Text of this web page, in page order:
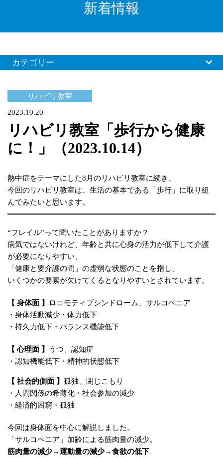
新着情報
カテゴリー
リハビリ教室
2023.10.20
リハビリ教室「歩行から健康
に！」（2023.10.14）
熱中症をテーマにした8月のリハビリ教室に続き、
今回のリハビリ教室は、生活の基本である「歩行」に取り組
んでみたいと思います。
“フレイル”って聞いたことがありますか？
病気ではないけれど、年齢と共に心身の活力が低下して介護
が必要になりやすい、
「健康と要介護の間」の虚弱な状態のことを指し、
いくつかの要素が欠けてくるとなりやすいとされています。
【 身体面 】
ロコモティブシンドローム、サルコペニア
・身体活動減少・体力低下
・持久力低下・バランス機能低下
【 心理面 】
うつ、認知症
・認知機能低下・精神的状態低下
【 社会的側面 】 孤独、閉じこもり
・人間関係の希薄化・社会参加の減少
・経済的困窮・孤独
今回は身体面を中心に解説しました。
「サルコペニア」加齢による筋肉量の減少。
筋肉量の減少→運動量の減少→食欲の低下